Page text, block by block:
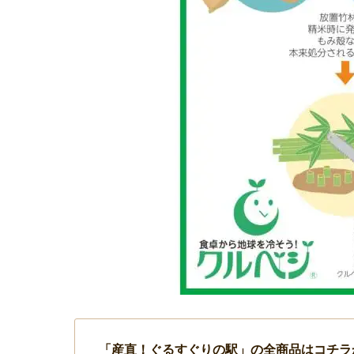
「産直！ぐるすぐりの駅」の全商品はコチ